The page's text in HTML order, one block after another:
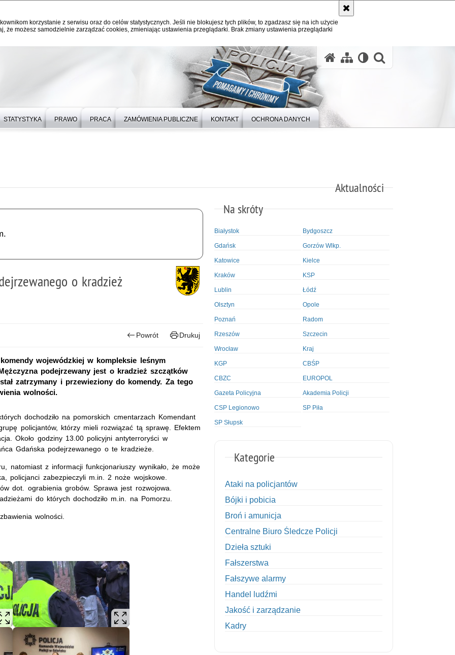
korzystanie z serwisu oraz do celów statystycznych. Jeśli nie blokujesz tych plików, to zgadzasz się na ich użycie
że możesz samodzielnie zarządzać cookies, zmieniając ustawienia przeglądarki. Brak zmiany ustawienia przeglądarki
STATYSTYKA PRAWO PRACA ZAMÓWIENIA PUBLICZNE KONTAKT OCHRONA DANYCH
Aktualności
o kradzież
Powrót Drukuj
wojewódzkiej w kompleksie leśnym
podejrzewany jest o kradzież szczątków
zatrzymany i przewieziony do komendy. Za tego
wolności.
dochodziło na pomorskich cmentarzach Komendant
policjantów, którzy mieli rozwiązać tą sprawę. Efektem
Około godziny 13.00 policyjni antyterroryści w
Gdańska podejrzewanego o te kradzieże.
natomiast z informacji funkcjonariuszy wynikało, że może
policjanci zabezpieczyli m.in. 2 noże wojskowe.
dot. ograbienia grobów. Sprawa jest rozwojowa.
do których dochodziło m.in. na Pomorzu.
wolności.
Na skróty
Białystok Bydgoszcz
Gdańsk Gorzów Wlkp.
Katowice Kielce
Kraków KSP
Lublin Łódź
Olsztyn Opole
Poznań Radom
Rzeszów Szczecin
Wrocław Kraj
KGP CBŚP
CBZC EUROPOL
Gazeta Policyjna Akademia Policji
CSP Legionowo SP Piła
SP Słupsk
Kategorie
Ataki na policjantów
Bójki i pobicia
Broń i amunicja
Centralne Biuro Śledcze Policji
Dzieła sztuki
Fałszerstwa
Fałszywe alarmy
Handel ludźmi
Jakość i zarządzanie
Kadry